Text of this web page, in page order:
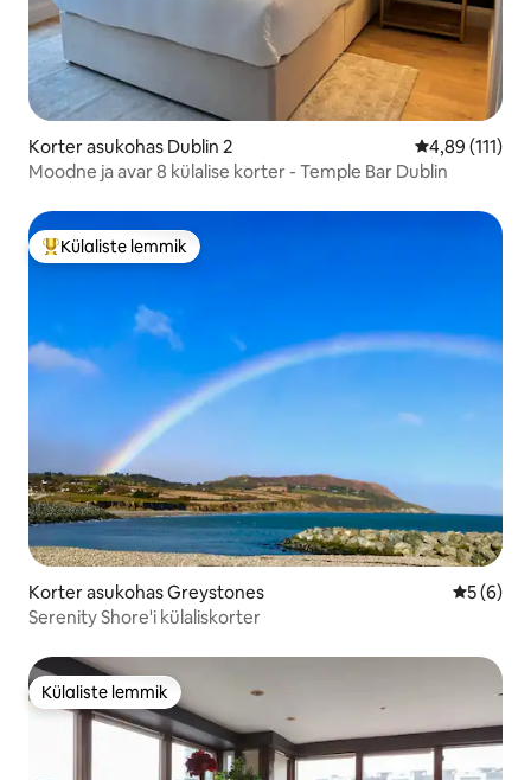
Korter asukohas Dublin 2 Keskmine
4,89 (111)
Moodne ja avar 8 külalise korter - Temple Bar Dublin
Külaliste suur lemmik
Külaliste lemmik
Korter asukohas Greystones
5 (6)
Serenity Shore'i külaliskorter
Külaliste lemmik
Külaliste lemmik